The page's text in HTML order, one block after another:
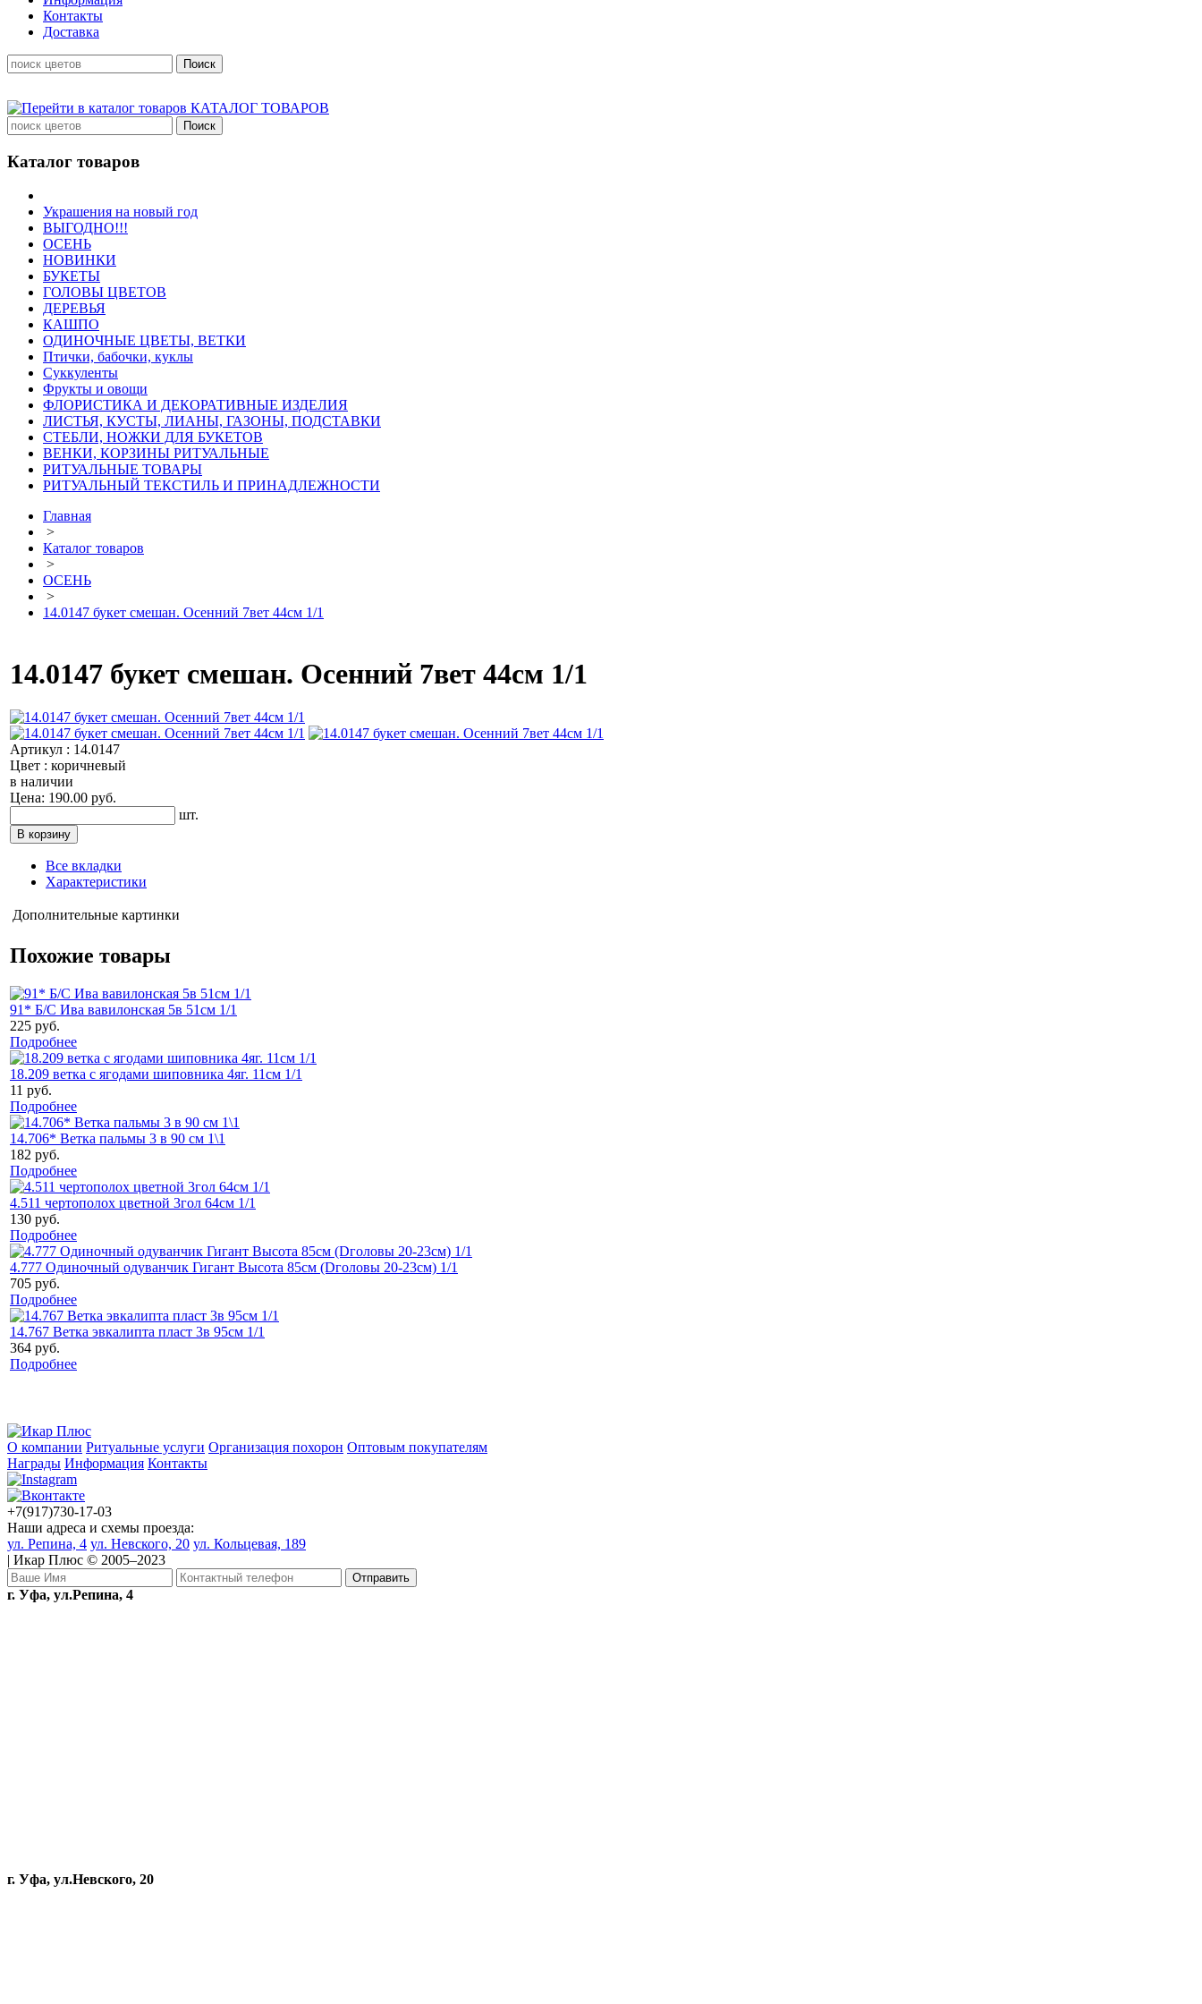
Контакты
Доставка
КАТАЛОГ ТОВАРОВ
Каталог товаров
Украшения на новый год
ВЫГОДНО!!!
ОСЕНЬ
НОВИНКИ
БУКЕТЫ
ГОЛОВЫ ЦВЕТОВ
ДЕРЕВЬЯ
КАШПО
ОДИНОЧНЫЕ ЦВЕТЫ, ВЕТКИ
Птички, бабочки, куклы
Суккуленты
Фрукты и овощи
ФЛОРИСТИКА И ДЕКОРАТИВНЫЕ ИЗДЕЛИЯ
ЛИСТЬЯ, КУСТЫ, ЛИАНЫ, ГАЗОНЫ, ПОДСТАВКИ
СТЕБЛИ, НОЖКИ ДЛЯ БУКЕТОВ
ВЕНКИ, КОРЗИНЫ РИТУАЛЬНЫЕ
РИТУАЛЬНЫЕ ТОВАРЫ
РИТУАЛЬНЫЙ ТЕКСТИЛЬ И ПРИНАДЛЕЖНОСТИ
Главная
>
Каталог товаров
>
ОСЕНЬ
>
14.0147 букет смешан. Осенний 7вет 44см 1/1
14.0147 букет смешан. Осенний 7вет 44см 1/1
Артикул : 14.0147
Цвет : коричневый
в наличии
Цена: 190.00 руб.
шт.
Все вкладки
Характеристики
Дополнительные картинки
Похожие товары
91* Б/С Ива вавилонская 5в 51см 1/1
225 руб.
Подробнее
18.209 ветка с ягодами шиповника 4яг. 11см 1/1
11 руб.
Подробнее
14.706* Ветка пальмы 3 в 90 см 1\1
182 руб.
Подробнее
4.511 чертополох цветной 3гол 64см 1/1
130 руб.
Подробнее
4.777 Одиночный одуванчик Гигант Высота 85см (Dголовы 20-23см) 1/1
705 руб.
Подробнее
14.767 Ветка эвкалипта пласт 3в 95см 1/1
364 руб.
Подробнее
О компании Ритуальные услуги Организация похорон Оптовым покупателям
Награды Информация Контакты
+7(917)730-17-03
Наши адреса и схемы проезда:
ул. Репина, 4 ул. Невского, 20 ул. Кольцевая, 189
| Икар Плюс © 2005–2023
г. Уфа, ул.Репина, 4
г. Уфа, ул.Невского, 20